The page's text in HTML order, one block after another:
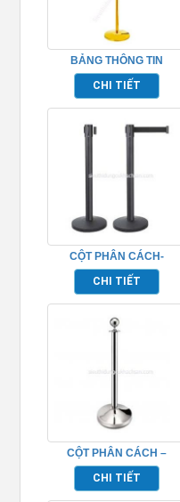
BẢNG THÔNG TIN
TP692010
CHI TIẾT
CỘT PHÂN CÁCH-
TP692037
CHI TIẾT
CỘT PHÂN CÁCH –
TP692031
CHI TIẾT